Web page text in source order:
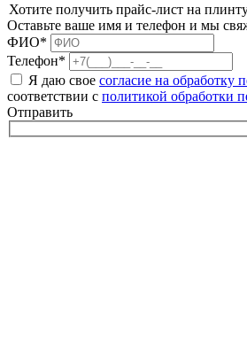
Хотите получить прайс-лист на
Оставьте ваше имя и телефон и мы
ФИО*
Телефон*
Я даю свое согласие на обработку
соответствии с политикой обработки
Отправить